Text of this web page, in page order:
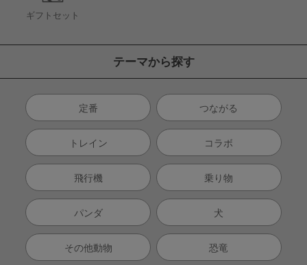
ギフトセット
テーマから探す
定番 つながる
トレイン コラボ
飛行機 乗り物
パンダ 犬
その他動物 恐竜